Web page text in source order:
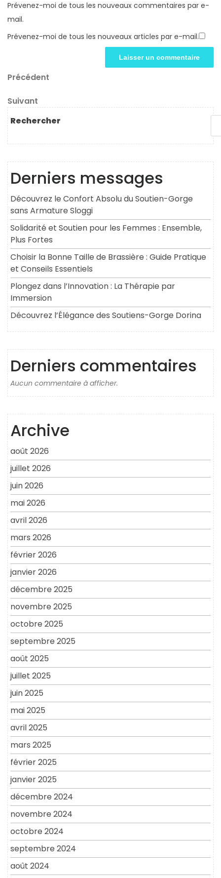
Prévenez-moi de tous les nouveaux commentaires par e-
mail.
Prévenez-moi de tous les nouveaux articles par e-mail.
Navigation
de
l’article
Article
Précédent
Article
suivant
Suivant
Rechercher
Derniers messages
Découvrez le Confort Absolu du Soutien-Gorge
sans Armature Sloggi
Solidarité et Soutien pour les Femmes : Ensemble,
Plus Fortes
Choisir la Bonne Taille de Brassière : Guide Pratique
et Conseils Essentiels
Plongez dans l’Innovation : La Thérapie par
Immersion
Découvrez l’Élégance des Soutiens-Gorge Dorina
Derniers commentaires
Aucun commentaire à afficher.
Archive
août 2026
juillet 2026
juin 2026
mai 2026
avril 2026
mars 2026
février 2026
janvier 2026
décembre 2025
novembre 2025
octobre 2025
septembre 2025
août 2025
juillet 2025
juin 2025
mai 2025
avril 2025
mars 2025
février 2025
janvier 2025
décembre 2024
novembre 2024
octobre 2024
septembre 2024
août 2024